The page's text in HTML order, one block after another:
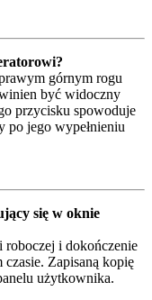
górnym rogu
być widoczny
przycisku spowoduje
po jego wypełnieniu
się w oknie
i dokończenie
czasie. Zapisaną kopię
użytkownika.